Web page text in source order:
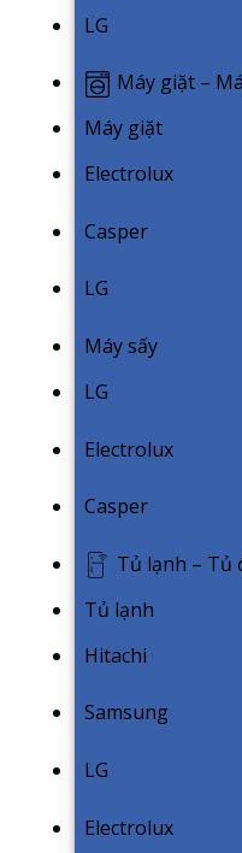
LG
Máy giặt –
Máy giặt
Electrolux
Casper
LG
Máy sấy
LG
Electrolux
Casper
Tủ lạnh – Tủ
Tủ lạnh
Hitachi
Samsung
LG
Electrolux
điều hoà 2
chiếm hơn
Gas R410A –
Gas R410A
phẩm máy
tự như môi chất
Gas R410A sở